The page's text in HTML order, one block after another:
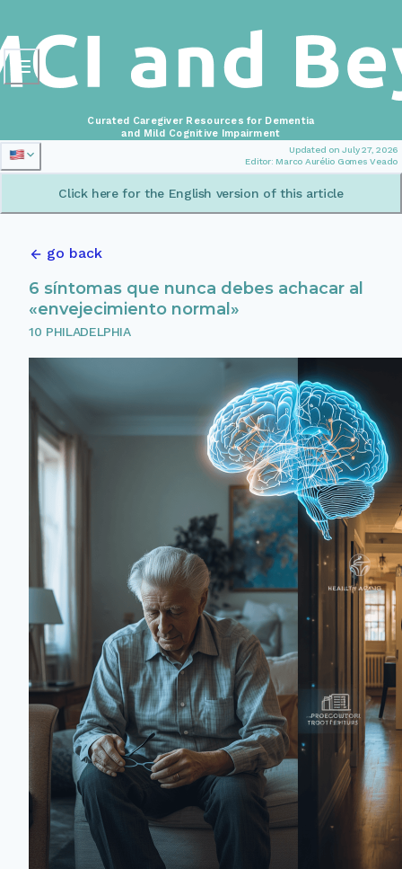
Updated on July 27, 2026
Editor: Marco Aurélio Gomes Veado
Curated Caregiver Resources for Dementia
and Mild Cognitive Impairment
Click here for the English version of this article
go back
6 síntomas que nunca debes achacar al
«envejecimiento normal»
10 PHILADELPHIA